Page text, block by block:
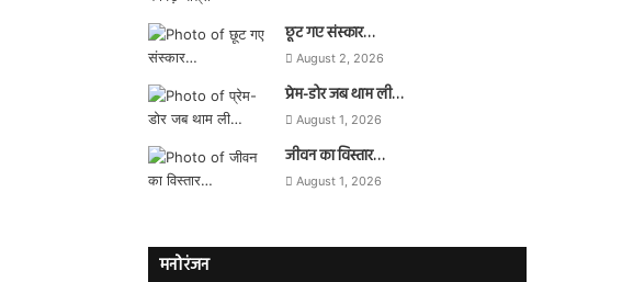
छूट गए संस्कार…
August 2, 2026
प्रेम-डोर जब थाम ली…
August 1, 2026
जीवन का विस्तार…
August 1, 2026
मनोरंजन